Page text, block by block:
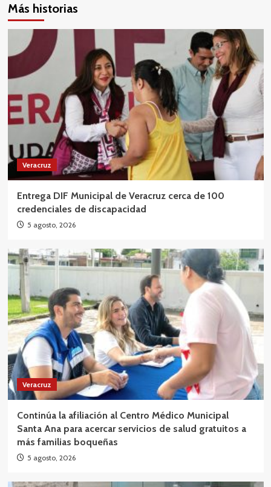
Más historias
Veracruz
Entrega DIF Municipal de Veracruz cerca de 100
credenciales de discapacidad
5 agosto, 2026
Veracruz
Continúa la afiliación al Centro Médico Municipal
Santa Ana para acercar servicios de salud gratuitos a
más familias boqueñas
5 agosto, 2026